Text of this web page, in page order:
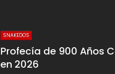
SNAKEDOS
Profecía de 900 Años
en 2026